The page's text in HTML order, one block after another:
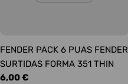
FENDER PACK 6 PUAS FENDER
SURTIDAS FORMA 351 THIN
Precio
6,00 €